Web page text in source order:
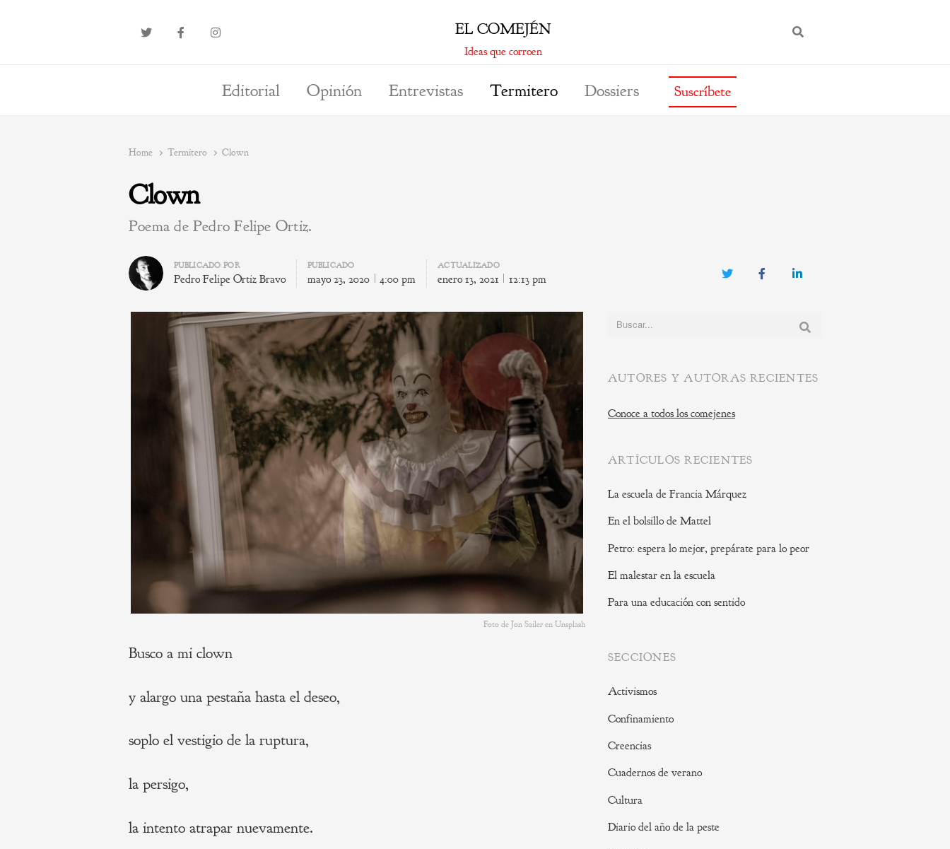
EL COMEJÉN
Ideas que corroen
BUSCAR
Editorial Opinión Entrevistas Termitero Dossiers Suscríbete
Home Termitero Clown
Clown
Poema de Pedro Felipe Ortiz.
Author
PUBLICADO POR
Pedro Felipe Ortiz Bravo
PUBLICADO
mayo 23, 2020 4:00 pm
ACTUALIZADO
enero 13, 2021 12:13 pm TwitterFacebookLinkedIn
Foto de Jon Sailer en Unsplash
Busco a mi clown
y alargo una pestaña hasta el deseo,
soplo el vestigio de la ruptura,
la persigo,
la intento atrapar nuevamente.
Buscar:
AUTORES Y AUTORAS RECIENTES
Conoce a todos los comejenes
ARTÍCULOS RECIENTES
La escuela de Francia Márquez
En el bolsillo de Mattel
Petro: espera lo mejor, prepárate para lo peor
El malestar en la escuela
Para una educación con sentido
SECCIONES
Activismos
Confinamiento
Creencias
Cuadernos de verano
Cultura
Diario del año de la peste